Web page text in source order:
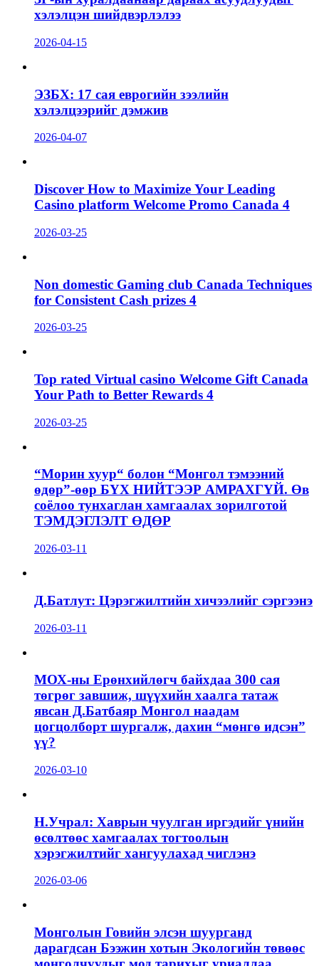
хэлэлцэн шийдвэрлэлээ
2026-04-15
ЭЗБХ: 17 сая еврогийн зээлийн
хэлэлцээрийг дэмжив
2026-04-07
Discover How to Maximize Your Leading
Casino platform Welcome Promo Canada 4
2026-03-25
Non domestic Gaming club Canada Techniques
for Consistent Cash prizes 4
2026-03-25
Top rated Virtual casino Welcome Gift Canada
Your Path to Better Rewards 4
2026-03-25
“Морин хуур“ болон “Монгол тэмээний
өдөр”-өөр БҮХ НИЙТЭЭР АМРАХГҮЙ. Өв
соёлоо тунхаглан хамгаалах зорилготой
ТЭМДЭГЛЭЛТ ӨДӨР
2026-03-11
Д.Батлут: Цэрэгжилтийн хичээлийг сэргээнэ
2026-03-11
МОХ-ны Ерөнхийлөгч байхдаа 300 сая
төгрөг завшиж, шүүхийн хаалга татаж
явсан Д.Батбаяр Монгол наадам
цогцолборт шургалж, дахин “мөнгө идсэн”
үү?
2026-03-10
Н.Учрал: Хаврын чуулган иргэдийг үнийн
өсөлтөөс хамгаалах тогтоолын
хэрэгжилтийг хангуулахад чиглэнэ
2026-03-06
Монголын Говийн элсэн шуурганд
дарагдсан Бээжин хотын Экологийн төвөөс